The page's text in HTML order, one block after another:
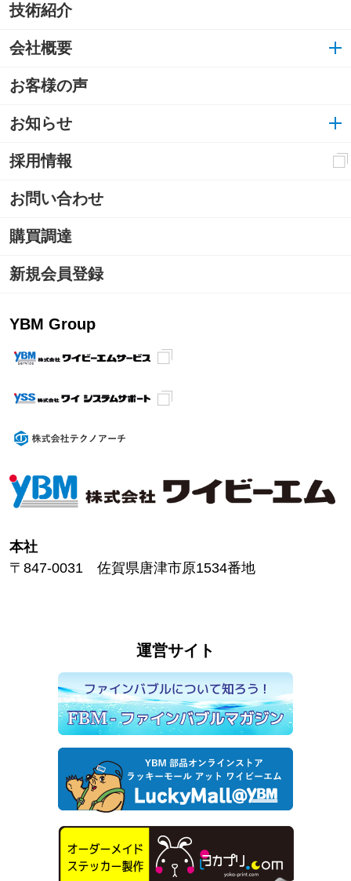
技術紹介
会社概要
お客様の声
お知らせ
採用情報
お問い合わせ
購買調達
新規会員登録
YBM Group
本社
〒847-0031 佐賀県唐津市原1534番地
運営サイト